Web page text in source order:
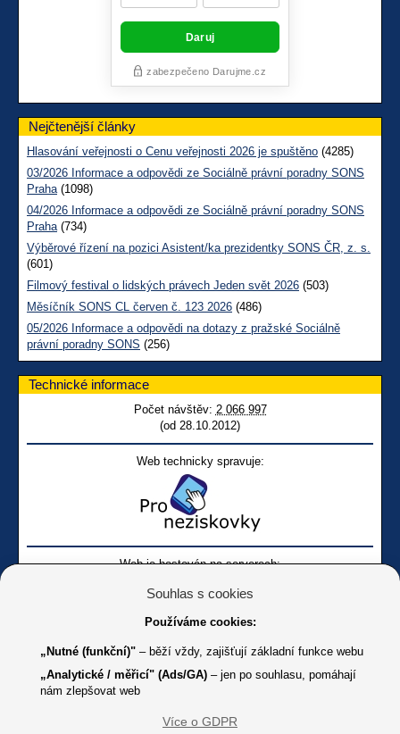
Nejčtenější články
Hlasování veřejnosti o Cenu veřejnosti 2026 je spuštěno (4285)
03/2026 Informace a odpovědi ze Sociálně právní poradny SONS
Praha(1098)
04/2026 Informace a odpovědi ze Sociálně právní poradny SONS
Praha(734)
Výběrové řízení na pozici Asistent/ka prezidentky SONS ČR, z. s.
(601)
Filmový festival o lidských právech Jeden svět 2026 (503)
Měsíčník SONS CL červen č. 123 2026 (486)
05/2026 Informace a odpovědi na dotazy z pražské Sociálně
právní poradny SONS (256)
Technické informace
Počet návštěv: 2 066 997
(od 28.10.2012)
Web technicky spravuje:
Web je hostován na serverech:
Online
Youtube SONS
Souhlas s cookies
Používáme cookies:
„Nutné (funkční)" – běží vždy, zajišťují základní funkce webu
„Analytické / měřicí" (Ads/GA) – jen po souhlasu, pomáhají
nám zlepšovat web
Více o GDPR